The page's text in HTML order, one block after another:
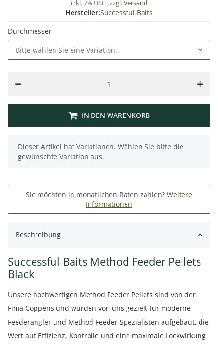
inkl. 7% USt. , zzgl.Versand
Hersteller:Successful Baits
Durchmesser
Bitte wählen Sie eine Variation.
IN DEN WARENKORB
x
Dieser Artikel hat Variationen. Wählen Sie bitte die
gewünschte Variation aus.
Sie möchten in monatlichen Raten zahlen? Weitere
Informationen
Beschreibung
Successful Baits Method Feeder Pellets
Black
Unsere hochwertigen Method Feeder Pellets sind von der
Fima Coppens und wurden von uns gezielt für moderne
Feederangler und Method Feeder Spezialisten aufgebaut, die
Wert auf Effizienz, Kontrolle und eine maximale Lockwirkung